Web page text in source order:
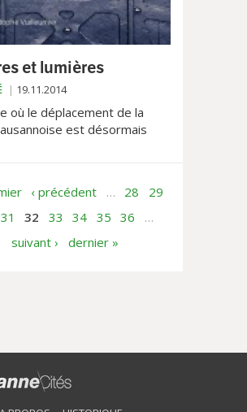
et lumières
19.11.2014
où le déplacement de la
est désormais
‹ précédent … 28
29
31 32 33 34 35 36
…
suivant ›
dernier »